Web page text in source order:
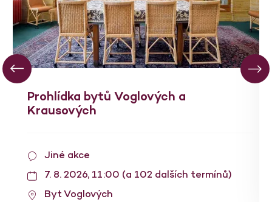
Prohlídka bytů Voglových a
Krausových
Jiné akce
7. 8. 2026, 11:00 (a 102 dalších termínů)
Byt Voglových